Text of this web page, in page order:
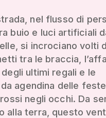
nel flusso di
buio e luci artificiali
si incrociano volti
tra le braccia,
ultimi regali e le
agendina delle
negli occhi. Da
alla terra, questo